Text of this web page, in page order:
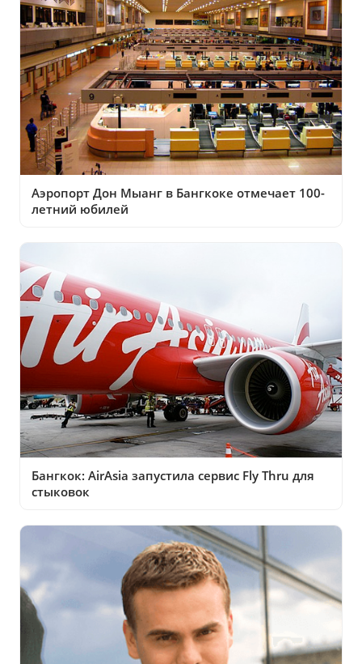
Аэропорт Дон Мыанг в Бангкоке отмечает 100-
летний юбилей
Бангкок: AirAsia запустила сервис Fly Thru для
стыковок